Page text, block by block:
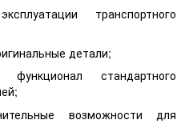
транспортного
детали;
стандартного
возможности для